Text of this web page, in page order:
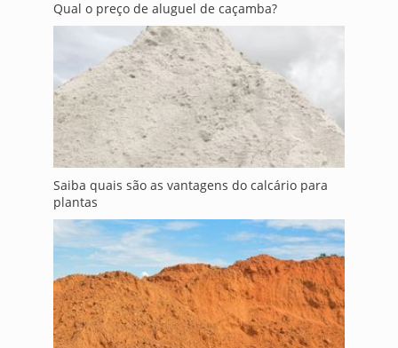
Qual o preço de aluguel de caçamba?
Saiba quais são as vantagens do calcário para
plantas